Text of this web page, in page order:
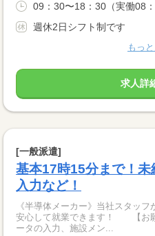
09：30〜18：30（実働08
週休2日シフト制です
もっ
求人詳
[一般派遣]
基本17時15分まで！
入力など！
《半導体メーカー》当社スタッ
安心して就業できます！ 【お
ータの入力、施設メン...